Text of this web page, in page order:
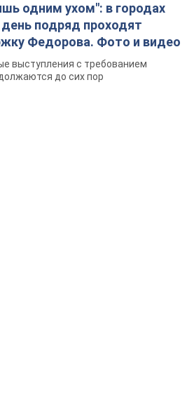
одним ухом": в городах
подряд проходят
Федорова. Фото и видео
выступления с требованием
до сих пор